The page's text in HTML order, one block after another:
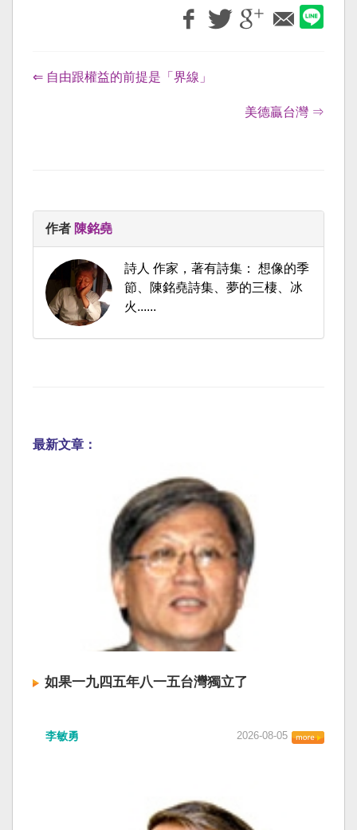
⇐ 自由跟權益的前提是「界線」
美德贏台灣 ⇒
作者 陳銘堯
詩人 作家，著有詩集： 想像的季
節、陳銘堯詩集、夢的三棲、冰
火......
最新文章：
如果一九四五年八一五台灣獨立了
李敏勇 2026-08-05